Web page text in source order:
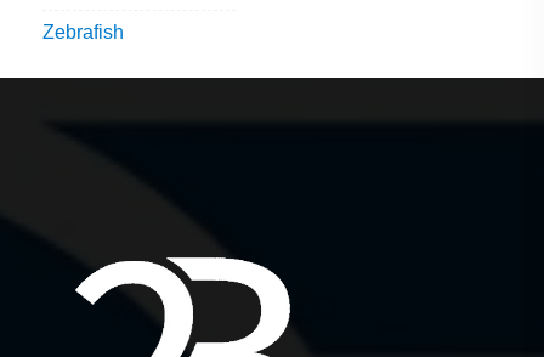
Zebrafish